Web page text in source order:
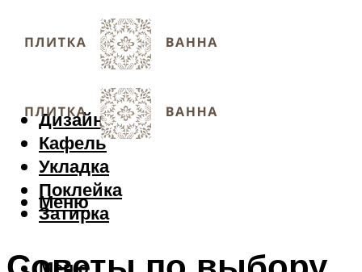
Дизайн
Кафель
Укладка
Поклейка
Затирка
Меню